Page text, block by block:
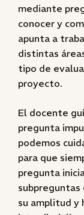
mediante
conocer y
apunta a
distintas
tipo de
proyecto.
El docente
pregunta
podemos
para que
pregunta
su amplitud